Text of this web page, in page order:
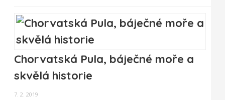
Chorvatská Pula, báječné moře a
skvělá historie
7. 2. 2019